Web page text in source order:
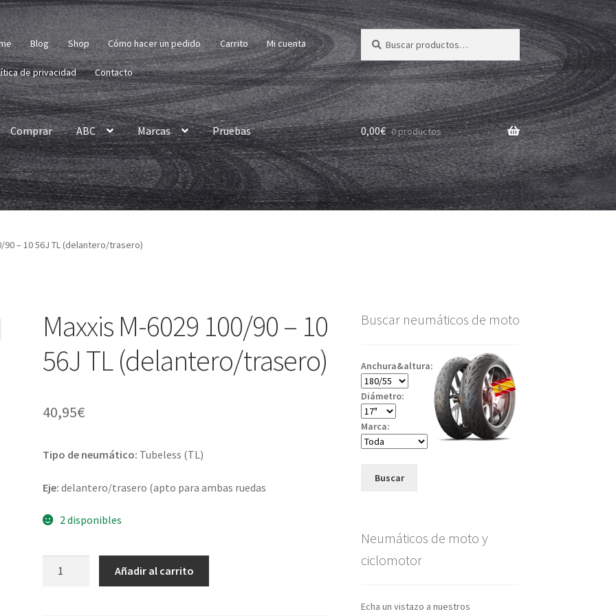
Blog Shop Cómo hacer un pedido Carrito Mi cuenta
de privacidad Contacto
Buscar
por:
Buscar
Comprar ABC Marcas Pruebas 0,00€ 0 productos
90 – 10 56J TL (delantero/trasero)
Maxxis M-6029 100/90 – 10
56J TL (delantero/trasero)
40,95€
Tipo de neumático: Tubeless (TL)
Eje:delantero/trasero (apto para ambas ruedas
2 disponibles
Añadir al carrito
Buscar neumáticos de moto
Anchura&altura:
Diámetro:
Marca:
Buscar
Neumáticos de moto y
ciclomotor
Echa un vistazo a nuestros